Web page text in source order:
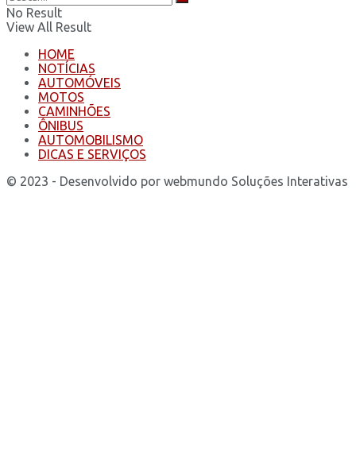
No Result
View All Result
HOME
NOTÍCIAS
AUTOMÓVEIS
MOTOS
CAMINHÕES
ÔNIBUS
AUTOMOBILISMO
DICAS E SERVIÇOS
© 2023 - Desenvolvido por webmundo Soluções Interativas